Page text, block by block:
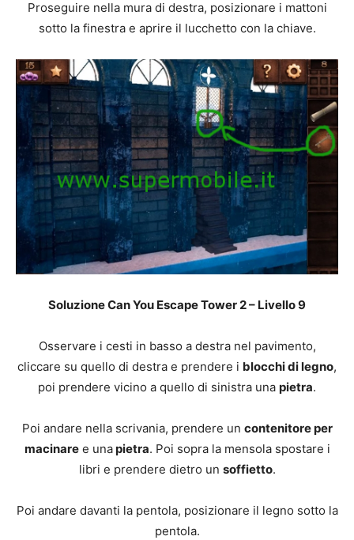
Proseguire nella mura di destra, posizionare i mattoni
sotto la finestra e aprire il lucchetto con la chiave.
Soluzione Can You Escape Tower 2 – Livello 9
Osservare i cesti in basso a destra nel pavimento,
cliccare su quello di destra e prendere i blocchi di legno,
poi prendere vicino a quello di sinistra una pietra.
Poi andare nella scrivania, prendere un contenitore per
macinaree unapietra. Poi sopra la mensola spostare i
libri e prendere dietro un soffietto.
Poi andare davanti la pentola, posizionare il legno sotto la
pentola.